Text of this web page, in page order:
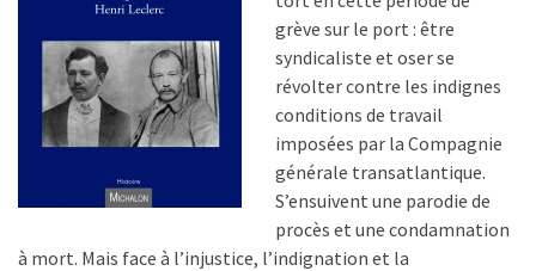
grève sur le port : être
syndicaliste et oser se
révolter contre les indignes
conditions de travail
imposées par la Compagnie
générale transatlantique.
S’ensuivent une parodie de
procès et une condamnation
à mort. Mais face à l’injustice, l’indignation et la